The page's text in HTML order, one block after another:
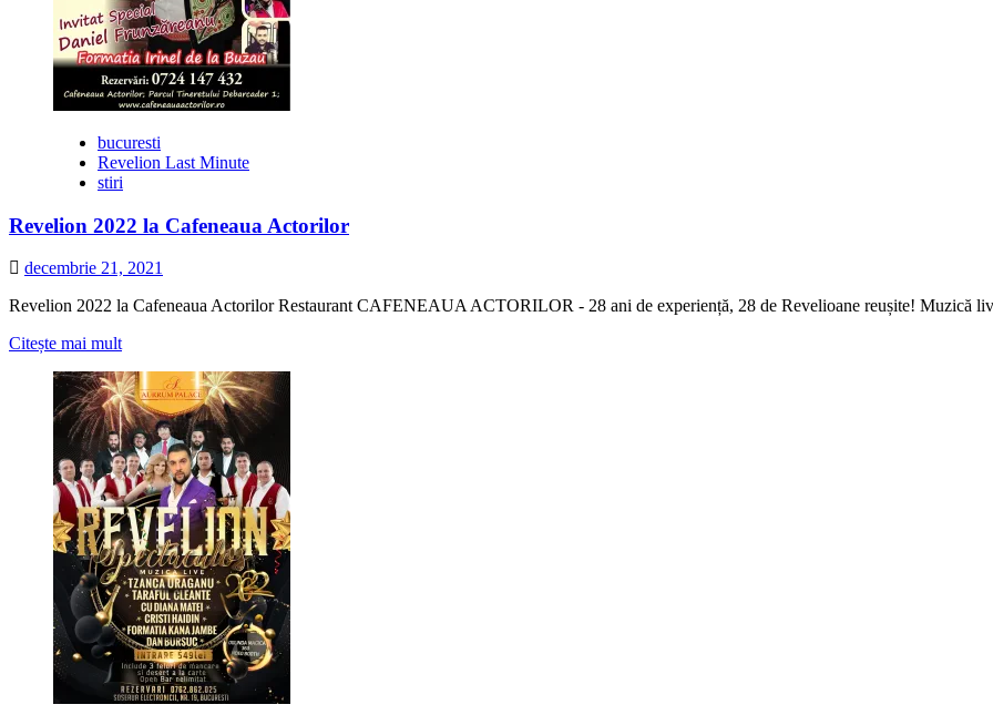
bucuresti
Revelion Last Minute
stiri
Revelion 2022 la Cafeneaua Actorilor
decembrie 21, 2021
Revelion 2022 la Cafeneaua Actorilor Restaurant CAFENEAUA ACTORILOR - 28 ani de experiență, 28 de Revelioane reușite! Muzică
Citește mai multCitește
multe
despre
Revelion
2022
la
Cafeneaua
Actorilor